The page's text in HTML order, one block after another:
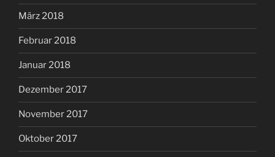
März 2018
Februar 2018
Januar 2018
Dezember 2017
November 2017
Oktober 2017